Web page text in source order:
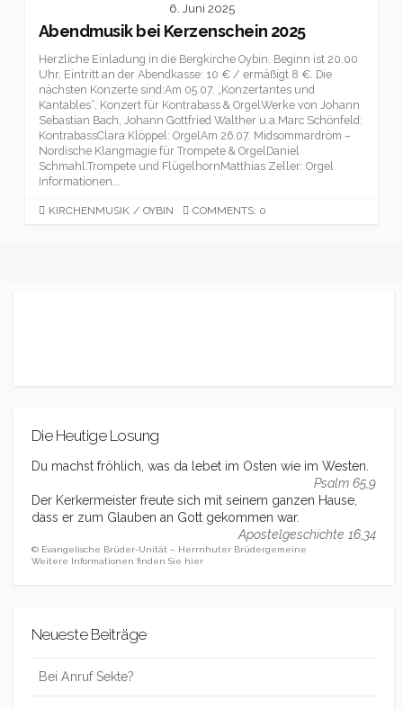
6. Juni 2025
Abendmusik bei Kerzenschein 2025
Herzliche Einladung in die Bergkirche Oybin. Beginn ist 20.00
Uhr, Eintritt an der Abendkasse: 10 € / ermäßigt 8 €. Die
nächsten Konzerte sind:Am 05.07. „Konzertantes und
Kantables“, Konzert für Kontrabass & OrgelWerke von Johann
Sebastian Bach, Johann Gottfried Walther u.a.Marc Schönfeld:
KontrabassClara Klöppel: OrgelAm 26.07. Midsommardröm –
Nordische Klangmagie für Trompete & OrgelDaniel
Schmahl:Trompete und FlügelhornMatthias Zeller: Orgel
Informationen...
CATEGORIES
KIRCHENMUSIK / OYBIN COMMENTS: 0
Die Heutige Losung
Du machst fröhlich, was da lebet im Osten wie im Westen.
Psalm 65,9
Der Kerkermeister freute sich mit seinem ganzen Hause,
dass er zum Glauben an Gott gekommen war.
Apostelgeschichte 16,34
© Evangelische Brüder-Unität – Herrnhuter Brüdergemeine
Weitere Informationen finden Sie hier
Neueste Beiträge
Bei Anruf Sekte?